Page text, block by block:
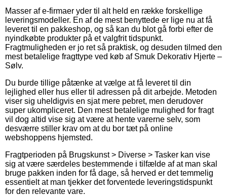
Masser af e-firmaer yder til alt held en række forskellige
leveringsmodeller. En af de mest benyttede er lige nu at få
leveret til en pakkeshop, og så kan du blot gå forbi efter de
nyindkøbte produkter på et valgfrit tidspunkt.
Fragtmuligheden er jo ret så praktisk, og desuden tilmed den
mest betalelige fragttype ved køb af Smuk Dekorativ Hjerte –
Sølv.
Du burde tillige påtænke at vælge at få leveret til din
lejlighed eller hus eller til adressen på dit arbejde. Metoden
viser sig uheldigvis en sjat mere pebret, men derudover
super ukompliceret. Den mest betalelige mulighed for fragt
vil dog altid vise sig at være at hente varerne selv, som
desværre stiller krav om at du bor tæt på online
webshoppens hjemsted.
Fragtperioden på Brugskunst > Diverse > Tasker kan vise
sig at være særdeles bestemmende i tilfælde af at man skal
bruge pakken inden for få dage, så herved er det temmelig
essentielt at man tjekker det forventede leveringstidspunkt
for den relevante vare.